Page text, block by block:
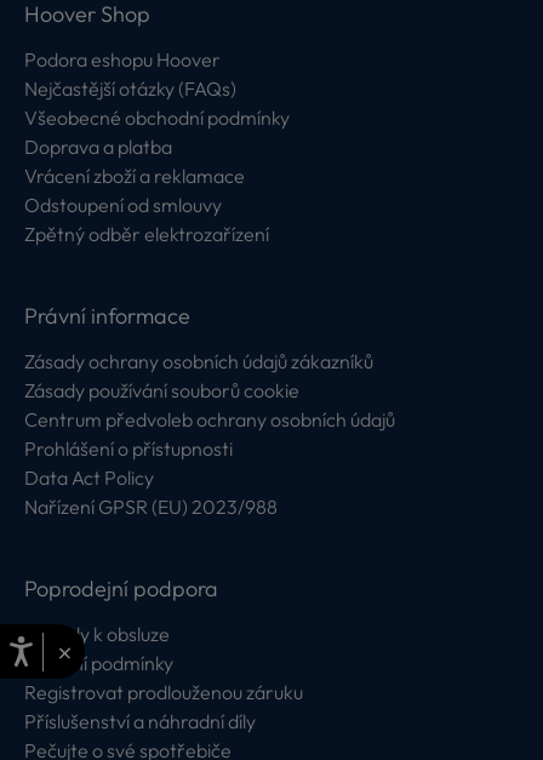
Hoover Shop
Podora eshopu Hoover
Nejčastější otázky (FAQs)
Všeobecné obchodní podmínky
Doprava a platba
Vrácení zboží a reklamace
Odstoupení od smlouvy
Zpětný odběr elektrozařízení
Právní informace
Zásady ochrany osobních údajů zákazníků
Zásady používání souborů cookie
Centrum předvoleb ochrany osobních údajů
Prohlášení o přístupnosti
Data Act Policy
Nařízení GPSR (EU) 2023/988
Poprodejní podpora
Návody k obsluze
Záruční podmínky
Registrovat prodlouženou záruku
Příslušenství a náhradní díly
Pečujte o své spotřebiče
×